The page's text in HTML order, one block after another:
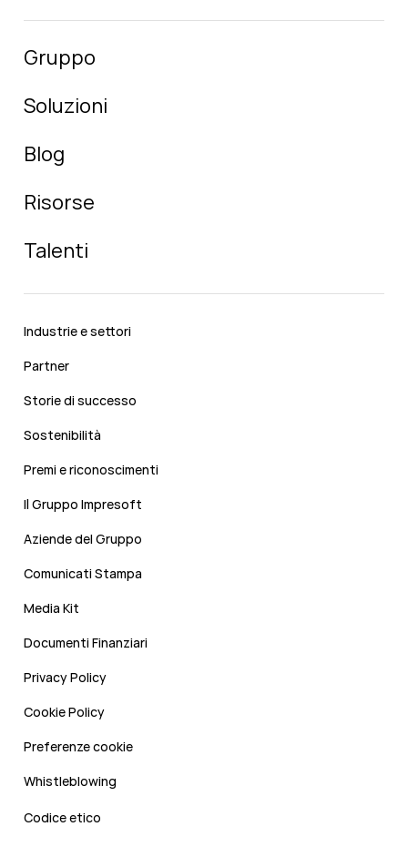
Gruppo
Soluzioni
Blog
Risorse
Talenti
Industrie e settori
Partner
Storie di successo
Sostenibilità
Premi e riconoscimenti
Il Gruppo Impresoft
Aziende del Gruppo
Comunicati Stampa
Media Kit
Documenti Finanziari
Privacy Policy
Cookie Policy
Preferenze cookie
Whistleblowing
Codice etico